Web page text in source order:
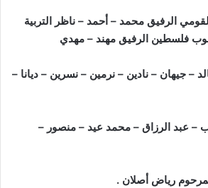
الرفيق محمد – أحمد – ناظر التربية
فلسطين الرفيق مهند – مهدي
– جيهان – نادين – نرمين – نسرين – ديانا –
– عبد الرزاق – محمد عيد – منصور –
رياض أصلان .